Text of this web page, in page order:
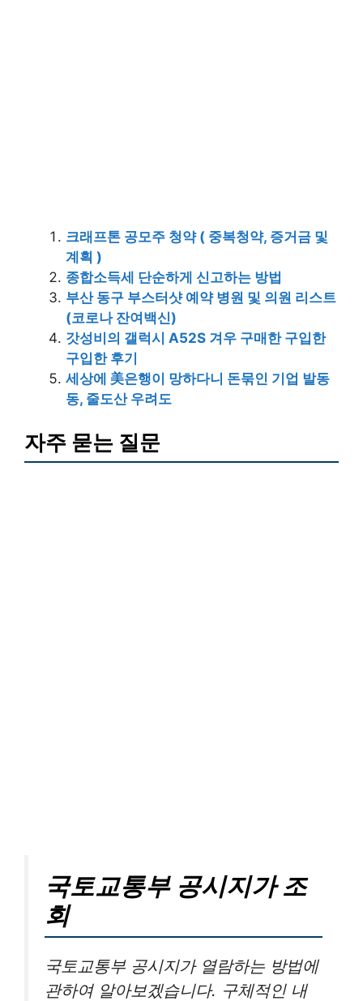
크래프톤 공모주 청약 ( 중복청약, 증거금 및
계획 )
종합소득세 단순하게 신고하는 방법
부산 동구 부스터샷 예약 병원 및 의원 리스트
(코로나 잔여백신)
갓성비의 갤럭시 A52S 겨우 구매한 구입한
구입한 후기
세상에 美은행이 망하다니 돈묶인 기업 발동
동, 줄도산 우려도
자주 묻는 질문
국토교통부 공시지가 조
회
국토교통부 공시지가 열람하는 방법에
관하여 알아보겠습니다. 구체적인 내